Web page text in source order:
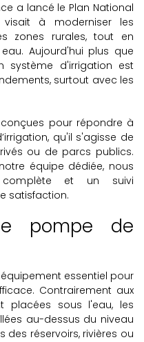
a lancé le Plan National
à moderniser les
zones rurales, tout en
Aujourd'hui plus que
système d'irrigation est
surtout avec les
pour répondre à
qu'il s'agisse de
ou de parcs publics.
équipe dédiée, nous
complète et un suivi
satisfaction.
pompe de
essentiel pour
Contrairement aux
placées sous l'eau, les
au-dessus du niveau
des réservoirs, rivières ou